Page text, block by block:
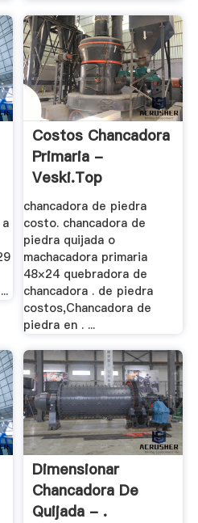
Costos Chancadora
Primaria -
Veski.top
chancadora de piedra
costo. chancadora de
piedra quijada o
machacadora primaria
48×24 quebradora de
chancadora . de piedra
costos,Chancadora de
piedra en . ...
Dimensionar
Chancadora De
Quijada - .